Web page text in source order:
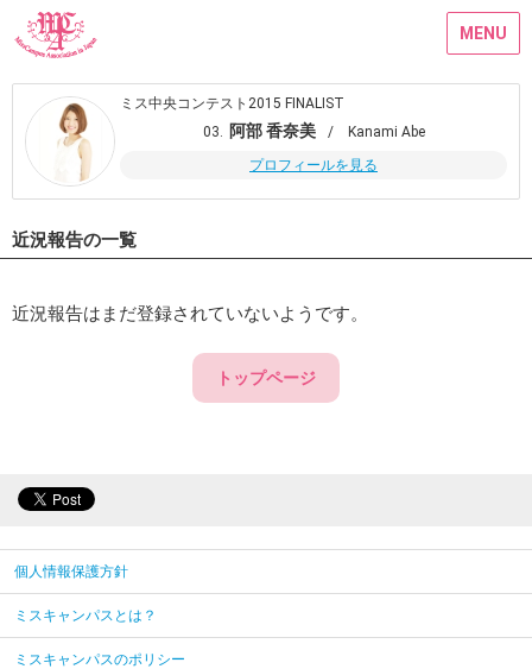
MENU
ミス中央コンテスト2015 FINALIST
03. 阿部 香奈美
/ Kanami Abe
プロフィールを見る
近況報告の一覧
近況報告はまだ登録されていないようです。
トップページ
個人情報保護方針
ミスキャンパスとは？
ミスキャンパスのポリシー